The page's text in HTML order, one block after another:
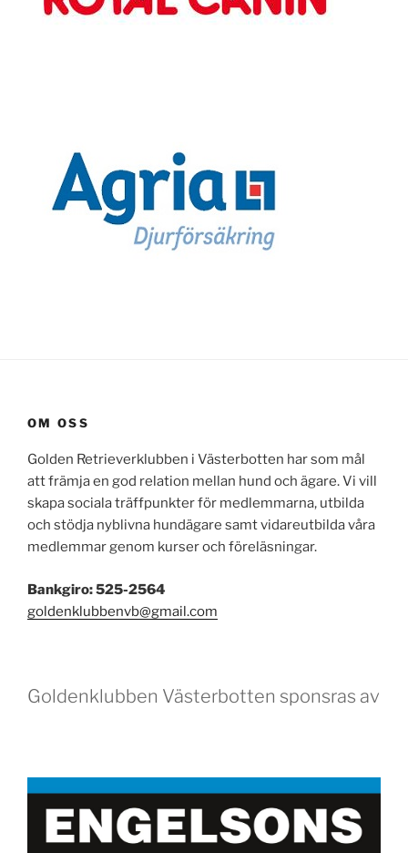
OM OSS
Golden Retrieverklubben i Västerbotten har som mål
att främja en god relation mellan hund och ägare. Vi vill
skapa sociala träffpunkter för medlemmarna, utbilda
och stödja nyblivna hundägare samt vidareutbilda våra
medlemmar genom kurser och föreläsningar.
Bankgiro: 525-2564
goldenklubbenvb@gmail.com
Goldenklubben Västerbotten sponsras av